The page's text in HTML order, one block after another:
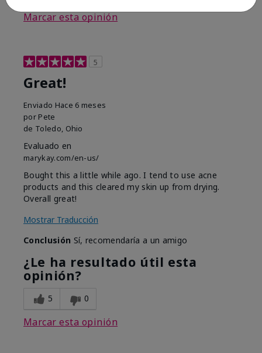
Marcar esta opinión
5
Great!
Enviado Hace 6 meses
por Pete
de Toledo, Ohio
Evaluado en
marykay.com/en-us/
Bought this a little while ago. I tend to use acne
products and this cleared my skin up from drying.
Overall great!
Mostrar Traducción
Conclusión Sí, recomendaría a un amigo
¿Le ha resultado útil esta
opinión?
5 0
Marcar esta opinión